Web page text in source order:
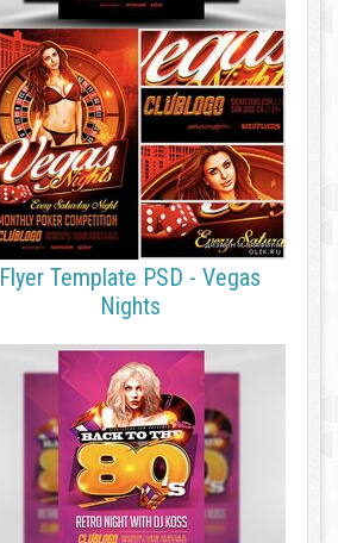
Flyer Template PSD - Vegas
Nights